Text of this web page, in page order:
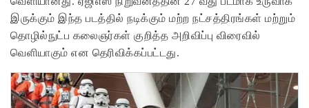
இருக்கும் இந்த படத்தில் நடிக்கும் மற்ற நட்சத்திரங்கள் மற்றும்
தொழில்நுட்ப கலைஞர்கள் குறித்த அறிவிப்பு விரைவில்
வெளியாகும் என தெரிவிக்கப்பட்டது.